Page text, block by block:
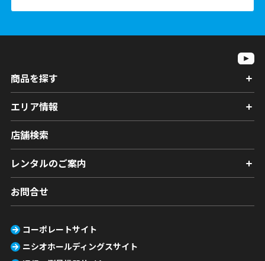
商品を探す
エリア情報
店舗検索
レンタルのご案内
お問合せ
コーポレートサイト
ニシオホールディングスサイト